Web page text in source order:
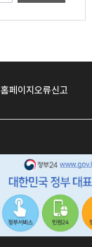
홈페이지오류신고